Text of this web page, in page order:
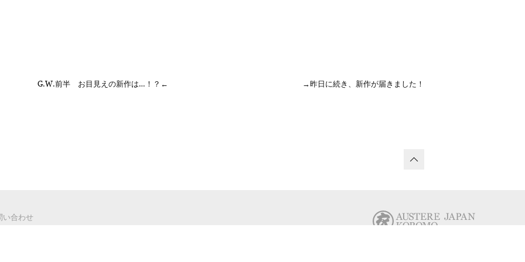
G.W.前半 お目見えの新作は…！？← →昨日に続き、新作が届きました！
い合わせ